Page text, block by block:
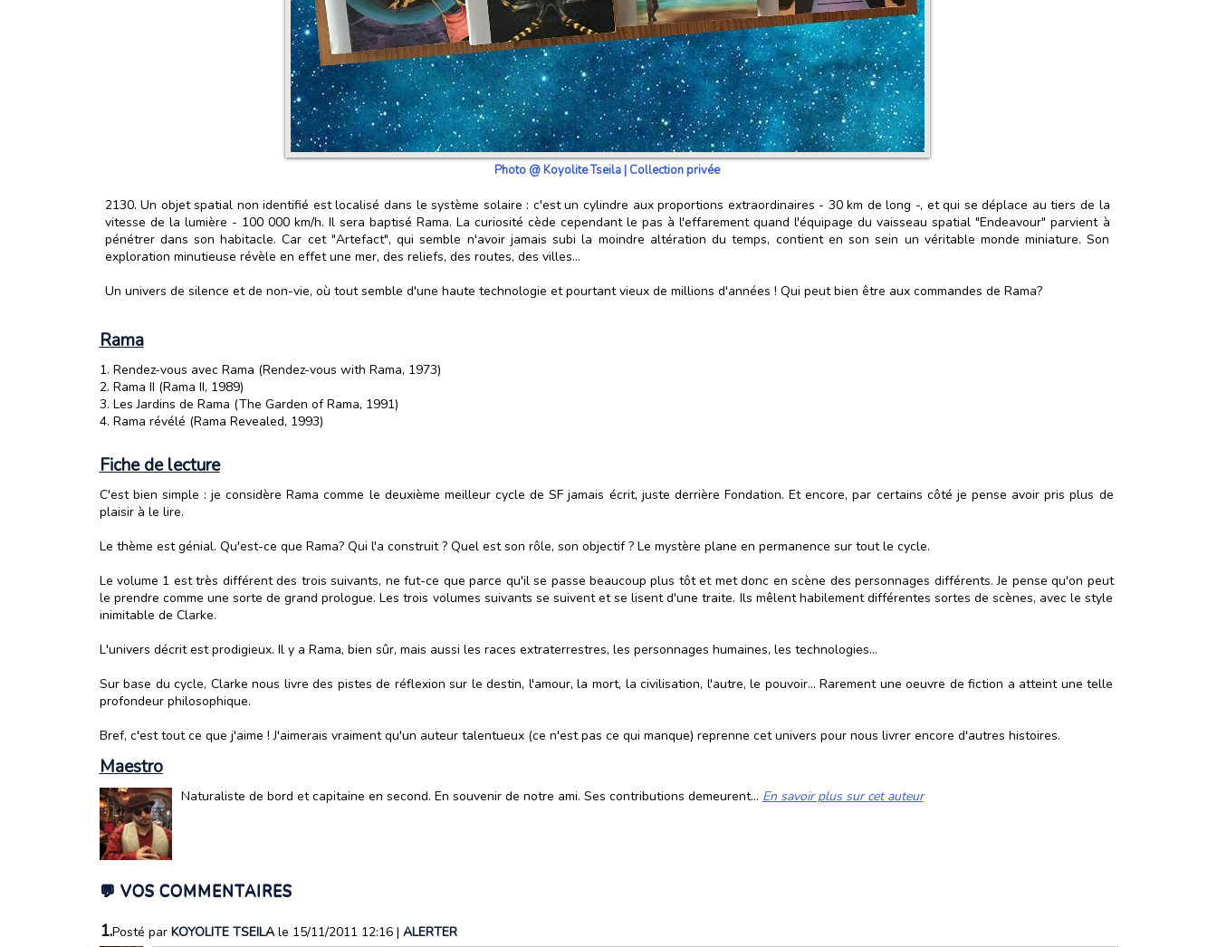
Photo @ Koyolite Tseila | Collection privée
2130. Un objet spatial non identifié est localisé dans le système solaire : c'est un cylindre aux proportions extraordinaires - 30 km de long -, et qui se déplace au tiers de la
vitesse de la lumière - 100 000 km/h. Il sera baptisé Rama. La curiosité cède cependant le pas à l'effarement quand l'équipage du vaisseau spatial "Endeavour" parvient à
pénétrer dans son habitacle. Car cet "Artefact", qui semble n'avoir jamais subi la moindre altération du temps, contient en son sein un véritable monde miniature. Son
exploration minutieuse révèle en effet une mer, des reliefs, des routes, des villes...
Un univers de silence et de non-vie, où tout semble d'une haute technologie et pourtant vieux de millions d'années ! Qui peut bien être aux commandes de Rama?
Rama
1. Rendez-vous avec Rama (Rendez-vous with Rama, 1973)
2. Rama II (Rama II, 1989)
3. Les Jardins de Rama (The Garden of Rama, 1991)
4. Rama révélé (Rama Revealed, 1993)
Fiche de lecture
C'est bien simple : je considère Rama comme le deuxième meilleur cycle de SF jamais écrit, juste derrière Fondation. Et encore, par certains côté je pense avoir pris plus de
plaisir à le lire.
Le thème est génial. Qu'est-ce que Rama? Qui l'a construit ? Quel est son rôle, son objectif ? Le mystère plane en permanence sur tout le cycle.
Le volume 1 est très différent des trois suivants, ne fut-ce que parce qu'il se passe beaucoup plus tôt et met donc en scène des personnages différents. Je pense qu'on peut
le prendre comme une sorte de grand prologue. Les trois volumes suivants se suivent et se lisent d'une traite. Ils mêlent habilement différentes sortes de scènes, avec le style
inimitable de Clarke.
L'univers décrit est prodigieux. Il y a Rama, bien sûr, mais aussi les races extraterrestres, les personnages humaines, les technologies...
Sur base du cycle, Clarke nous livre des pistes de réflexion sur le destin, l'amour, la mort, la civilisation, l'autre, le pouvoir... Rarement une oeuvre de fiction a atteint une telle
profondeur philosophique.
Bref, c'est tout ce que j'aime ! J'aimerais vraiment qu'un auteur talentueux (ce n'est pas ce qui manque) reprenne cet univers pour nous livrer encore d'autres histoires.
Maestro
Naturaliste de bord et capitaine en second. En souvenir de notre ami. Ses contributions demeurent... En savoir plus sur cet auteur
💬 VOS COMMENTAIRES
1.Posté par KOYOLITE TSEILAle 15/11/2011 12:16 | ALERTER